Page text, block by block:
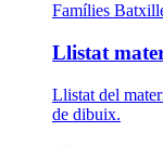
Famílies
Llistat
Llistat del
de dibuix.